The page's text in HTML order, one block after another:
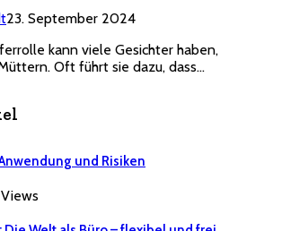
23. September 2024
kann viele Gesichter haben,
Oft führt sie dazu, dass…
und Risiken
Views